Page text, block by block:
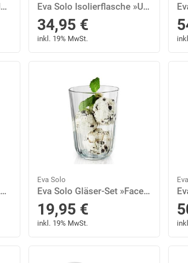
Eva Solo Schneidbrett »Nordic kitchen 44 x 22 cm«, Eichenholz Eva Solo Isolierflasche »Urban Black, 500 ml«
34,95 €
inkl. 19% MwSt.
Eva Solo Gießkanne »Globe Weiß 2.5 L«
Eva Solo
Eva Solo Gläser-Set »Facettenglas 340 ml 4er Set«, Glas
19,95 €
inkl. 19% MwSt.